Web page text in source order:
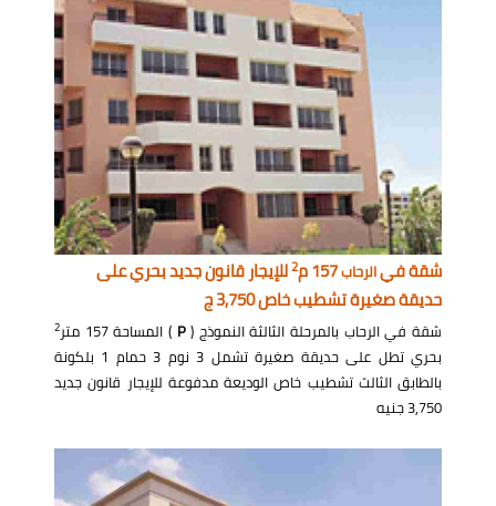
شقة فيالرحاب 2للإيجار قانون جديد بحري على
حديقة صغيرة تشطيب خاص 3,750 ج
شقة في الرحاب بالمرحلة الثالثة النموذج (P ) المساحة 157 متر 2
بحري تطل على حديقة صغيرة تشمل 3 نوم 3 حمام 1 بلكونة
بالطابق الثالث تشطيب خاص الوديعة مدفوعة للإيجار قانون جديد
3,750 جنيه